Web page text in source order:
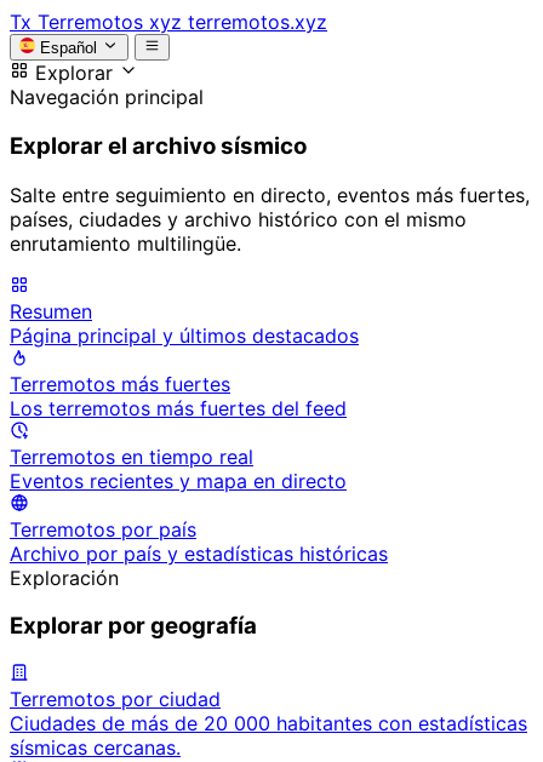
Tx Terremotos xyz terremotos.xyz
Español
Explorar
Navegación principal
Explorar el archivo sísmico
Salte entre seguimiento en directo, eventos más fuertes,
países, ciudades y archivo histórico con el mismo
enrutamiento multilingüe.
Resumen
Página principal y últimos destacados
Terremotos más fuertes
Los terremotos más fuertes del feed
Terremotos en tiempo real
Eventos recientes y mapa en directo
Terremotos por país
Archivo por país y estadísticas históricas
Exploración
Explorar por geografía
Terremotos por ciudad
Ciudades de más de 20 000 habitantes con estadísticas
sísmicas cercanas.